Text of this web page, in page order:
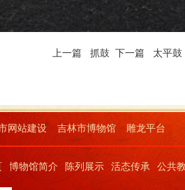
上一篇 抓鼓 下一篇 太平
网站建设 吉林市博物馆 雕龙平台
博物馆简介 陈列展示 活态传承 公共